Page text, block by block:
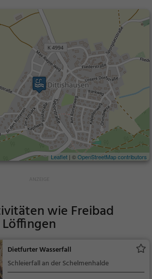
Leaflet | ©OpenStreetMap contributors
wie Freibad
Dietfurter Wasserfall
Schleierfall an der Schelmenhalde